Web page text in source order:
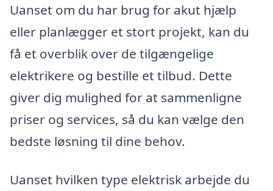
Uanset om du har brug for akut hjælp
eller planlægger et stort projekt, kan du
få et overblik over de tilgængelige
elektrikere og bestille et tilbud. Dette
giver dig mulighed for at sammenligne
priser og services, så du kan vælge den
bedste løsning til dine behov.
Uanset hvilken type elektrisk arbejde du